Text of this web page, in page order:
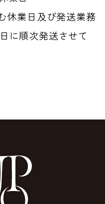
休業日及び発送業務
に順次発送させて